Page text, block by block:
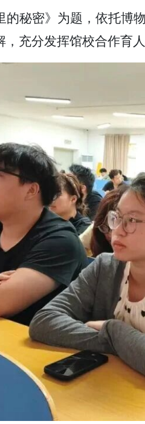
的秘密》为题，依托博
充分发挥馆校合作育